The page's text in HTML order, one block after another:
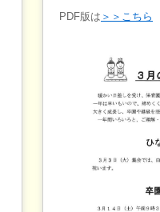
PDF版は ＞＞こちら